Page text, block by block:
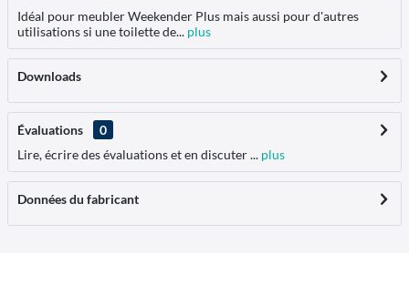
Idéal pour meubler Weekender Plus mais aussi pour d'autres
utilisations si une toilette de... plus
Downloads
Évaluations
0
Lire, écrire des évaluations et en discuter ... plus
Données du fabricant